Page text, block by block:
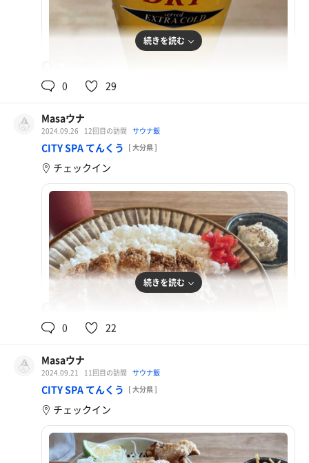
アサヒスーパードライエクストラコールド
続きを読む
0 29
Masaウナ
2024.09.26 12回目の訪問 サウナ飯
CITY SPA てんくう [ 大分県 ]
チェックイン
とんかつカレー
続きを読む
0 22
Masaウナ
2024.09.21 11回目の訪問 サウナ飯
CITY SPA てんくう [ 大分県 ]
チェックイン